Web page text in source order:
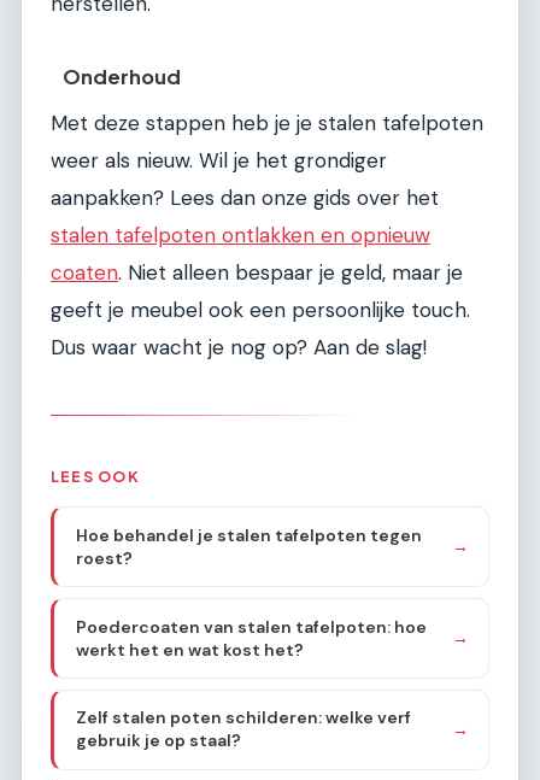
Onderhoud
Met deze stappen heb je je stalen tafelpoten
weer als nieuw. Wil je het grondiger
aanpakken? Lees dan onze gids over het
stalen tafelpoten ontlakken en opnieuw
coaten. Niet alleen bespaar je geld, maar je
geeft je meubel ook een persoonlijke touch.
Dus waar wacht je nog op? Aan de slag!
LEES OOK
Hoe behandel je stalen tafelpoten tegen
roest?
→
Poedercoaten van stalen tafelpoten: hoe
werkt het en wat kost het?
→
Zelf stalen poten schilderen: welke verf
gebruik je op staal?
→